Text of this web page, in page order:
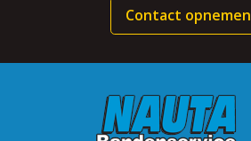
Contact opnemen